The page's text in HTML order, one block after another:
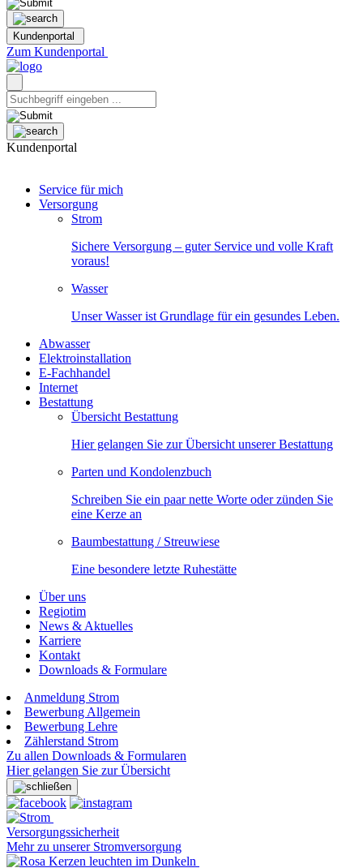
Kundenportal
Zum Kundenportal
Kundenportal
Service für mich
Versorgung
Strom
Sichere Versorgung – guter Service und volle Kraft
voraus!
Wasser
Unser Wasser ist Grundlage für ein gesundes Leben.
Abwasser
Elektroinstallation
E-Fachhandel
Internet
Bestattung
Übersicht Bestattung
Hier gelangen Sie zur Übersicht unserer Bestattung
Parten und Kondolenzbuch
Schreiben Sie ein paar nette Worte oder zünden Sie
eine Kerze an
Baumbestattung / Streuwiese
Eine besondere letzte Ruhestätte
Über uns
Regiotim
News & Aktuelles
Karriere
Kontakt
Downloads & Formulare
Anmeldung Strom
Bewerbung Allgemein
Bewerbung Lehre
Zählerstand Strom
Zu allen Downloads & Formularen
Hier gelangen Sie zur Übersicht
Versorgungssicherheit
Mehr zu unserer Stromversorgung